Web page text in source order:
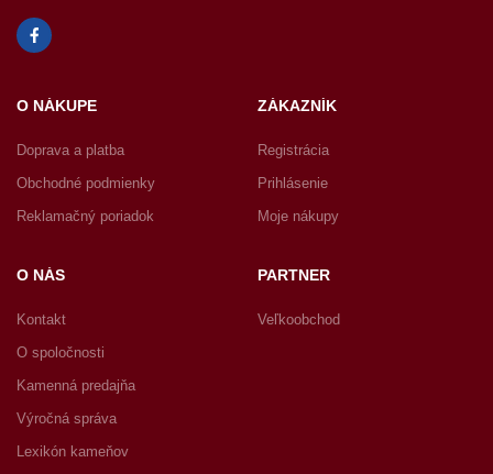
O NÁKUPE
Doprava a platba
Obchodné podmienky
Reklamačný poriadok
ZÁKAZNÍK
Registrácia
Prihlásenie
Moje nákupy
O NÁS
Kontakt
O spoločnosti
Kamenná predajňa
Výročná správa
Lexikón kameňov
PARTNER
Veľkoobchod